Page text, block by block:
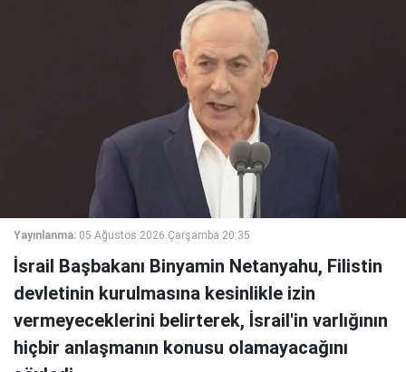
Yayınlanma: 05 Ağustos 2026 Çarşamba 20:35
İsrail Başbakanı Binyamin Netanyahu, Filistin
devletinin kurulmasına kesinlikle izin
vermeyeceklerini belirterek, İsrail'in varlığının
hiçbir anlaşmanın konusu olamayacağını